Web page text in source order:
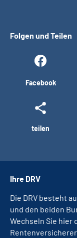
Folgen und Teilen
Facebook
teilen
Ihre DRV
Die DRV besteht
und den beiden
Wechseln Sie hier